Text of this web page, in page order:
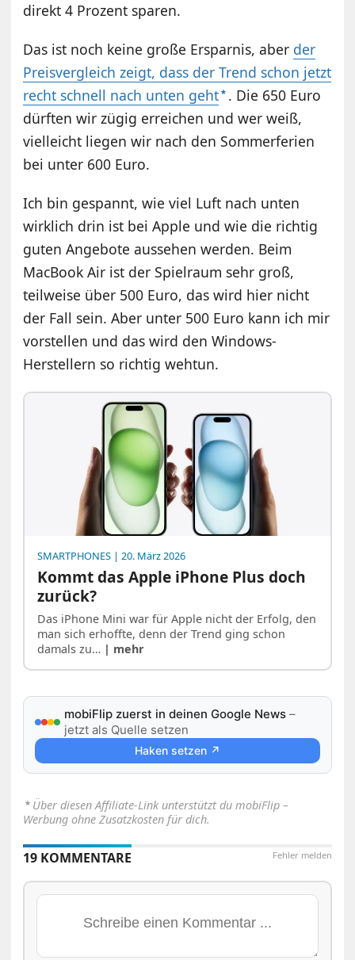
direkt 4 Prozent sparen.
Das ist noch keine große Ersparnis, aber der
Preisvergleich zeigt, dass der Trend schon jetzt
recht schnell nach unten geht . Die 650 Euro
dürften wir zügig erreichen und wer weiß,
vielleicht liegen wir nach den Sommerferien
bei unter 600 Euro.
Ich bin gespannt, wie viel Luft nach unten
wirklich drin ist bei Apple und wie die richtig
guten Angebote aussehen werden. Beim
MacBook Air ist der Spielraum sehr groß,
teilweise über 500 Euro, das wird hier nicht
der Fall sein. Aber unter 500 Euro kann ich mir
vorstellen und das wird den Windows-
Herstellern so richtig wehtun.
SMARTPHONES | 20. März 2026
Kommt das Apple iPhone Plus doch
zurück?
Das iPhone Mini war für Apple nicht der Erfolg, den
man sich erhoffte, denn der Trend ging schon
damals zu… | mehr
mobiFlip zuerst in deinen Google News –
jetzt als Quelle setzen
Haken setzen ↗
⋆ Über diesen Affiliate-Link unterstützt du mobiFlip –
Werbung ohne Zusatzkosten für dich.
Fehler melden
19 KOMMENTARE